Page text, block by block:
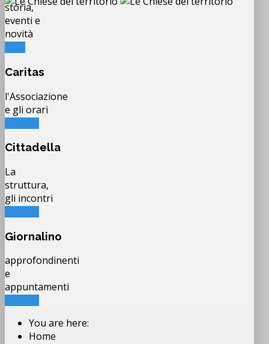
storia,
eventi e
novità
Caritas
l'Associazione
e gli orari
Cittadella
La
struttura,
gli incontri
Giornalino
approfondinenti
e
appuntamenti
You are here:
Home